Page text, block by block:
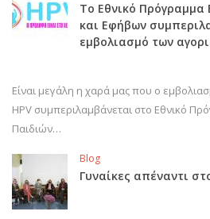
Το Εθνικό Πρόγραμμα
και Εφήβων
εμβολιασμό των
Είναι μεγάλη η χαρά μας που ο
HPV συμπεριλαμβάνεται στο Εθνικό
Παιδιών…
Blog
Γυναίκες απέναντι